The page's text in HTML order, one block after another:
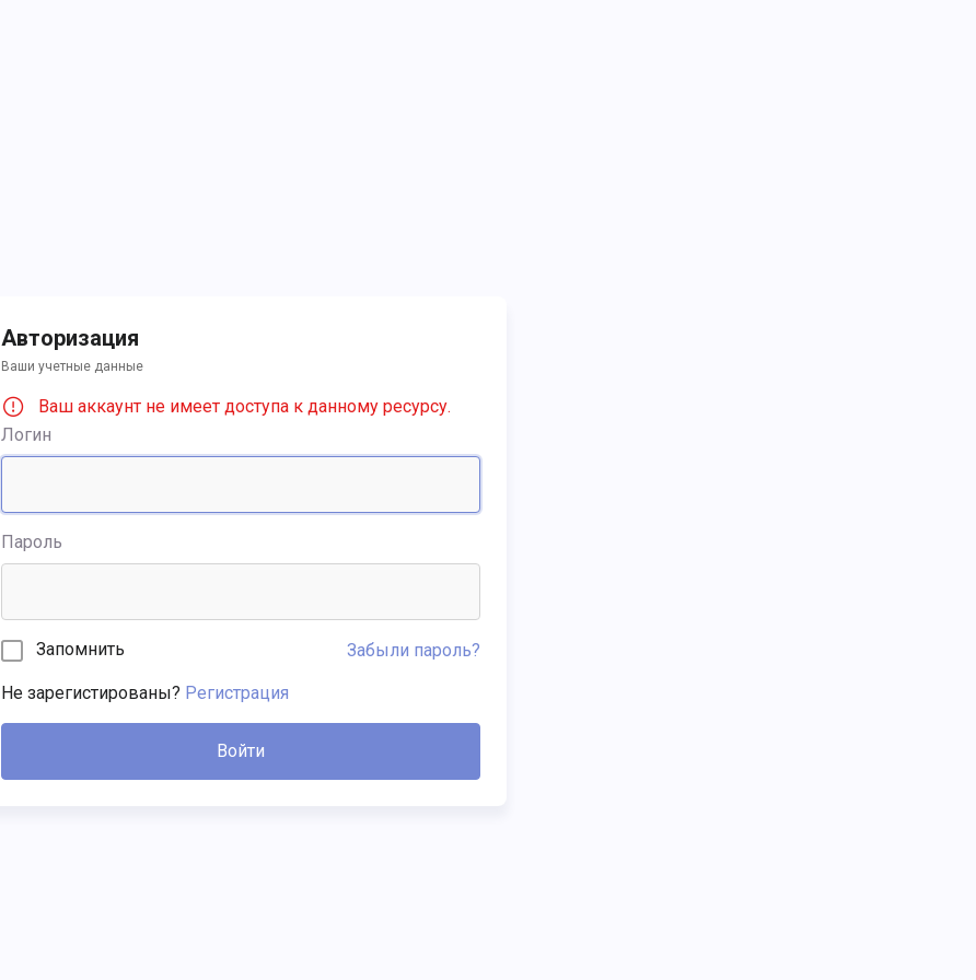
Авторизация
Ваши учетные данные
Ваш аккаунт не имеет доступа к данному ресурсу.
Логин
Пароль
Запомнить Забыли пароль?
Не зарегистированы? Регистрация